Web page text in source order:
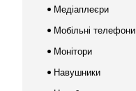
Медіаплеєри
Мобільні телефони
Монітори
Навушники